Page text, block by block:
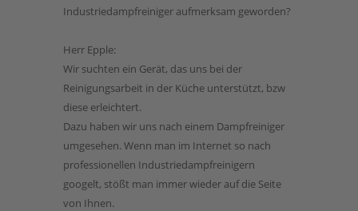
Industriedampfreiniger aufmerksam geworden?
Herr Epple:
Wir suchten ein Gerät, das uns bei der
Reinigungsarbeit in der Küche unterstützt, bzw
diese erleichtert.
Dazu haben wir uns nach einem Dampfreiniger
umgesehen. Wenn man im Internet so nach
professionellen Industriedampfreinigern
googelt, stößt man immer wieder auf die Seite
von Ihnen.